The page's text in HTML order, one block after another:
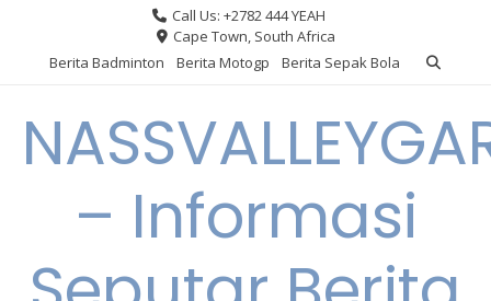
content
Call Us: +2782 444 YEAH
Cape Town, South Africa
Berita Badminton
Berita Motogp Berita Sepak Bola
– Informasi